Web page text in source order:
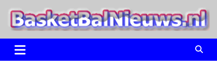
naar
BasketBalNieuws.nl
Etten